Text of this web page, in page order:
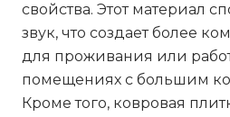
свойства. Этот материал
звук, что создает более
для проживания или
помещениях с большим
Кроме того, ковровая